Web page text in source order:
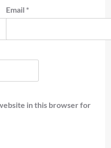
Email *
in this browser for